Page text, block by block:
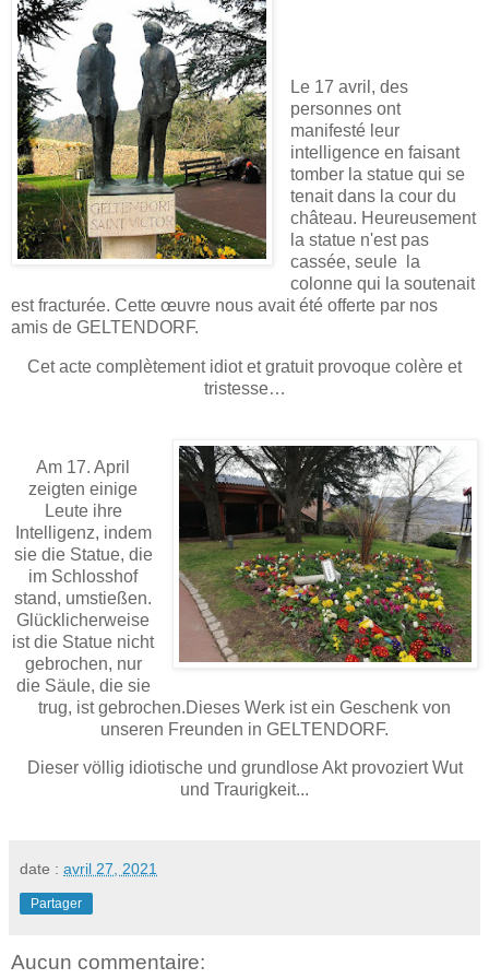
Le 17 avril, des
personnes ont
manifesté leur
intelligence en faisant
tomber la statue qui se
tenait dans la cour du
château. Heureusement
la statue n'est pas
cassée, seule la
colonne qui la soutenait
est fracturée. Cette œuvre nous avait été offerte par nos
amis de GELTENDORF.
Cet acte complètement idiot et gratuit provoque colère et
tristesse…
Am 17. April
zeigten einige
Leute ihre
Intelligenz, indem
sie die Statue, die
im Schlosshof
stand, umstießen.
Glücklicherweise
ist die Statue nicht
gebrochen, nur
die Säule, die sie
trug, ist gebrochen.Dieses Werk ist ein Geschenk von
unseren Freunden in GELTENDORF.
Dieser völlig idiotische und grundlose Akt provoziert Wut
und Traurigkeit...
date : avril 27, 2021
Partager
Aucun commentaire: